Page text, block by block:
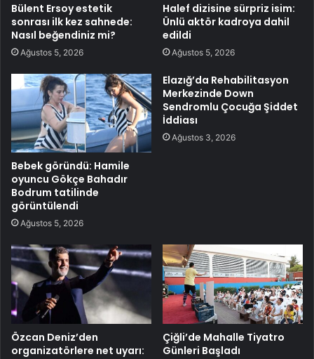
Bülent Ersoy estetik
sonrası ilk kez sahnede:
Nasıl beğendiniz mi?
Ağustos 5, 2026
Halef dizisine sürpriz isim:
Ünlü aktör kadroya dahil
edildi
Ağustos 5, 2026
Bebek göründü: Hamile
oyuncu Gökçe Bahadır
Bodrum tatilinde
görüntülendi
Ağustos 5, 2026
Elazığ’da Rehabilitasyon
Merkezinde Down
Sendromlu Çocuğa Şiddet
İddiası
Ağustos 3, 2026
Özcan Deniz’den
organizatörlere net uyarı:
Çiğli’de Mahalle Tiyatro
Günleri Başladı